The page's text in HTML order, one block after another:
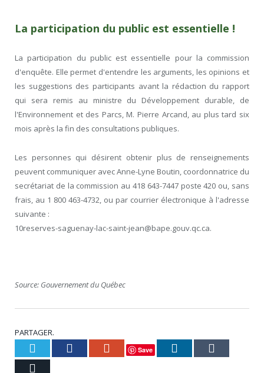
La participation du public est essentielle !
La participation du public est essentielle pour la commission
d'enquête. Elle permet d'entendre les arguments, les opinions et
les suggestions des participants avant la rédaction du rapport
qui sera remis au ministre du Développement durable, de
l'Environnement et des Parcs, M. Pierre Arcand, au plus tard six
mois après la fin des consultations publiques.
Les personnes qui désirent obtenir plus de renseignements
peuvent communiquer avec Anne-Lyne Boutin, coordonnatrice du
secrétariat de la commission au 418 643-7447 poste 420 ou, sans
frais, au 1 800 463-4732, ou par courrier électronique à l'adresse
suivante :
10reserves-saguenay-lac-saint-jean@bape.gouv.qc.ca.
Source: Gouvernement du Québec
PARTAGER.
Twitter Facebook Google+
Save LinkedIn